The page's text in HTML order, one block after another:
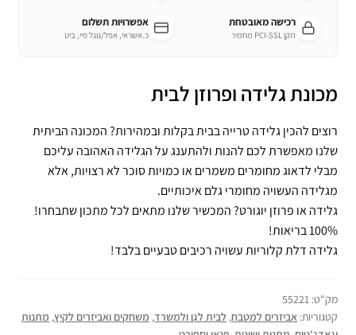
רכישה מאובטחת
תקן PCI-SSL מחמיר
אפשרויות תשלום
כ.אשראי, אפל/גוגל פיי, ביט
מכונת גלידה ופרוזן לבית
רוצים להכין גלידה טרייה בבית בקלות ובמהירות? המכונה הביתית
שלנו מאפשרת לכם להנות ולהתענג על הגלידה האהובה עליכם
מבלי לדאוג מחומרים משמרים או כמויות סוכר לא רצויות, אלא
מגלידה העשויה מחומרי גלם איכותיים.
גלידה או פרוזן יוגורט? המכשיר שלנו מתאים לכל מתכון שתבחרו!
100% בריאות!
גלידה דלת קלוריות עשויה רכיבים טבעיים בלבד!
מק"ט: 55221
קטגוריות: אביזרים למטבח, לבית לגן ולמשרד, משחקים ואביזרים לקיץ, מתנות